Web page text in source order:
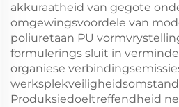
akkuraatheid van gegote
omgewingsvoordele van
poliuretaan PU
formulerings sluit in
organiese
Produksiedoeltreffendheid